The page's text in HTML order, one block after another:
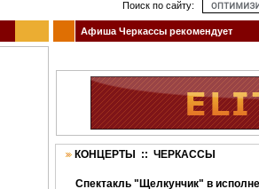
Поиск по сайту:
Афиша Черкассы рекомендует
КОНЦЕРТЫ :: ЧЕРКАССЫ
Спектакль "Щелкунчик" в